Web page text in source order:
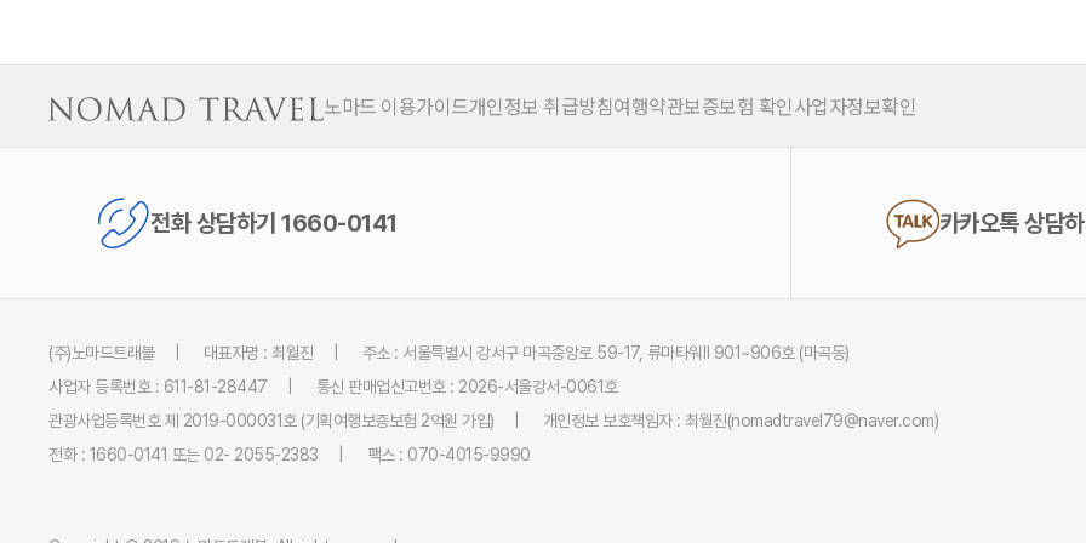
노마드 이용가이드개인정보 취급방침여행약관보증보험 확인사업자정보확인
전화 상담하기 1660-0141 카카오톡 상담
(주)노마드트래블 대표자명 : 최월진
주소 : 서울특별시 강서구 마곡중앙로 59-17, 류마타워Ⅱ 901~906호 (마곡동)
사업자 등록번호 : 611-81-28447
통신 판매업신고번호 : 2026-서울강서-0061호
관광사업등록번호 제 2019-000031호 (기획여행보증보험 2억원 가입)
개인정보 보호책임자 : 최월진(nomadtravel79@naver.com)
전화 : 1660-0141 또는 02- 2055-2383
팩스 : 070-4015-9990